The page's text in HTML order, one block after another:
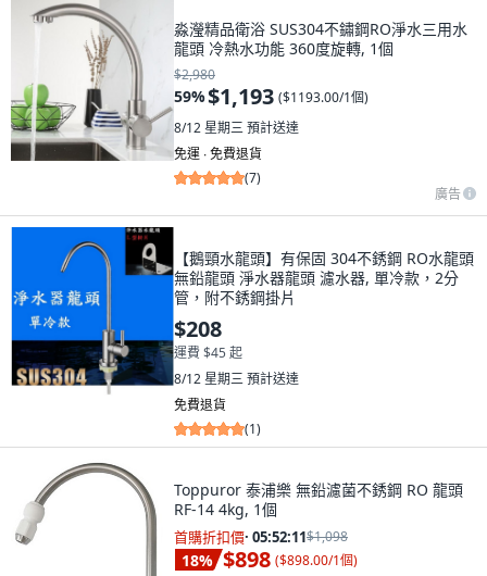
淼瀅精品衛浴 SUS304不鏽鋼RO淨水三用水
龍頭 冷熱水功能 360度旋轉, 1個
$2,980
59%$1,193 ($1193.00/1個)
8/12 星期三預計送達
免運 ∙ 免費退貨
(7)
廣告
【鵝頸水龍頭】有保固 304不銹鋼 RO水龍頭
無鉛龍頭 淨水器龍頭 濾水器, 單冷款，2分
管，附不銹鋼掛片
$208
運費 $45 起
8/12 星期三預計送達
免費退貨
(1)
Toppuror 泰浦樂 無鉛濾菌不銹鋼 RO 龍頭
RF-14 4kg, 1個
首購折扣價· 05:52:09$1,098
18% $898 ($898.00/1個)